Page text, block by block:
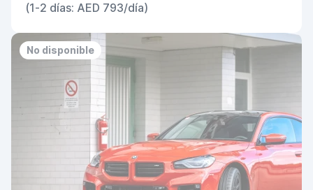
(1-2 días: AED 793/día)
No disponible